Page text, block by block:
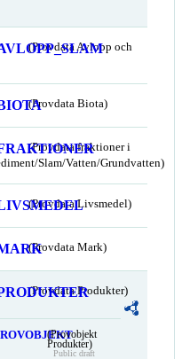
(Provdata Avlopp och
(Provdata Biota)
(Provdata fraktioner i
Slam/Vatten/Grundvatten)
(Provdata Livsmedel)
(Provdata Mark)
(Provdata Produkter)
(Provobjekt
Produkter)
Public draft